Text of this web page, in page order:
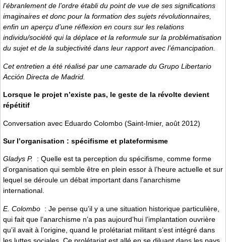
l’ébranlement de l’ordre établi du point de vue de ses significations
imaginaires et donc pour la formation des sujets révolutionnaires,
enfin un aperçu d’une réflexion en cours sur les relations
individu/société qui la déplace et la reformule sur la problématisation
du sujet et de la subjectivité dans leur rapport avec l’émancipation.
Cet entretien a été réalisé par une camarade du Grupo Libertario
Acción Directa de Madrid.
Lorsque le projet n’existe pas, le geste de la révolte devient
répétitif
Conversation avec Eduardo Colombo (Saint-Imier, août 2012)
Sur l’organisation : spécifisme et plateformisme
Gladys P.
: Quelle est ta perception du spécifisme, comme forme
d’organisation qui semble être en plein essor à l’heure actuelle et sur
lequel se déroule un débat important dans l’anarchisme
international.
E. Colombo : Je pense qu’il y a une situation historique particulière,
qui fait que l’anarchisme n’a pas aujourd’hui l’implantation ouvrière
qu’il avait à l’origine, quand le prolétariat militant s’est intégré dans